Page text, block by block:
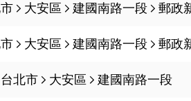
大安區 建國南路一段 郵政
大安區 建國南路一段 郵政
台北市 大安區 建國南路一段